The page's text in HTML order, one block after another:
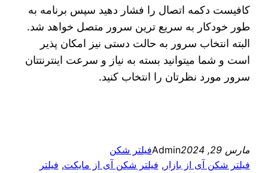
کافیست دکمه اتصال را فشار دهید سپس برنامه به
طور خودکار به سریع ترین سرور متصل خواهد شد.
البته انتخاب سرور به حالت دستی نیز امکان پذیر
است و شما میتوانید بسته به نیاز و سرعت اینترنتتان
سرور مورد نظرتان را انتخاب کنید.
مارس 29, 2024 Adminفیلتر شکن
فیلتر شکن آی از بازار, فیلتر شکن آی از مایکت, فیلتر